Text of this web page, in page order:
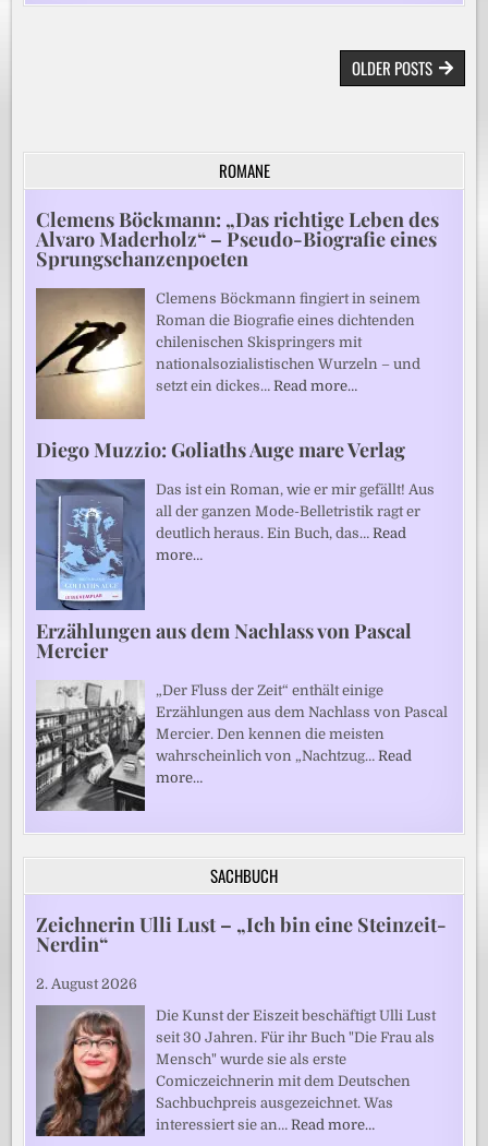
BEITRAGSNAVIGATIONOLDER POSTS
ROMANE
Clemens Böckmann: „Das richtige Leben des
Alvaro Maderholz“ – Pseudo-Biografie eines
Sprungschanzenpoeten
Clemens Böckmann fingiert in seinem
Roman die Biografie eines dichtenden
chilenischen Skispringers mit
nationalsozialistischen Wurzeln – und
setzt ein dickes…Read more…
Diego Muzzio: Goliaths Auge mare Verlag
Das ist ein Roman, wie er mir gefällt! Aus
all der ganzen Mode-Belletristik ragt er
deutlich heraus. Ein Buch, das…Read
more…
Erzählungen aus dem Nachlass von Pascal
Mercier
„Der Fluss der Zeit“ enthält einige
Erzählungen aus dem Nachlass von Pascal
Mercier. Den kennen die meisten
wahrscheinlich von „Nachtzug…Read
more…
SACHBUCH
Zeichnerin Ulli Lust – „Ich bin eine Steinzeit-
Nerdin“
2. August 2026
Die Kunst der Eiszeit beschäftigt Ulli Lust
seit 30 Jahren. Für ihr Buch "Die Frau als
Mensch" wurde sie als erste
Comiczeichnerin mit dem Deutschen
Sachbuchpreis ausgezeichnet. Was
interessiert sie an…Read more…